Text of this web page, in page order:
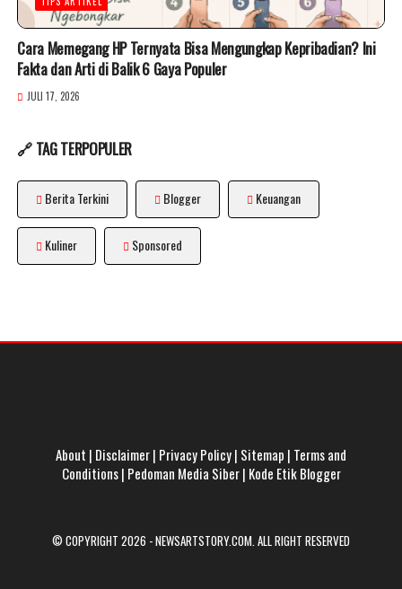
Cara Memegang HP Ternyata Bisa Mengungkap Kepribadian? Ini
Fakta dan Arti di Balik 6 Gaya Populer
JULI 17, 2026
🔗 TAG TERPOPULER
Berita Terkini Blogger Keuangan
Kuliner Sponsored
About | Disclaimer| Privacy Policy| Sitemap | Terms and
Conditions| Pedoman Media Siber| Kode Etik Blogger
© COPYRIGHT 2026 -NEWSARTSTORY.COM . ALL RIGHT RESERVED